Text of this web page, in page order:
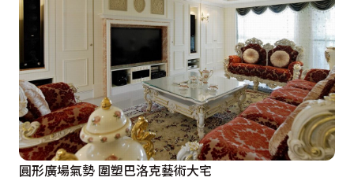
圓形廣場氣勢 圍塑巴洛克藝術大宅